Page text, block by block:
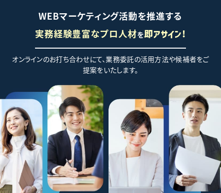
WEBマーケティング活動を推進する
実務経験豊富なプロ人材を即アサイン!
オンラインのお打ち合わせにて、業務委託の活用方法や候補者をご
提案をいたします。